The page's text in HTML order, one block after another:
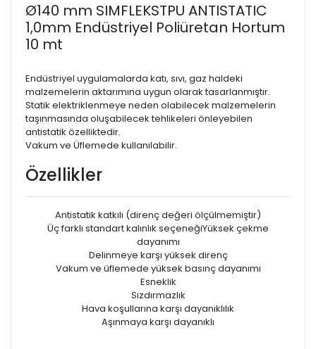
Ø140 mm SIMFLEKSTPU ANTISTATIC
1,0mm Endüstriyel Poliüretan Hortum
10 mt
Endüstriyel uygulamalarda katı, sıvı, gaz haldeki
malzemelerin aktarımına uygun olarak tasarlanmıştır.
Statik elektriklenmeye neden olabilecek malzemelerin
taşınmasında oluşabilecek tehlikeleri önleyebilen
antistatik özelliktedir.
Vakum ve Üflemede kullanılabilir.
Özellikler
Antistatik katkılı (direnç değeri ölçülmemiştir)
Üç farklı standart kalınlık seçeneğiYüksek çekme
dayanımı
Delinmeye karşı yüksek direnç
Vakum ve üfIemede yüksek basınç dayanımı
Esneklik
Sızdırmazlık
Hava koşullarına karşı dayanıklılık
Aşınmaya karşı dayanıklı